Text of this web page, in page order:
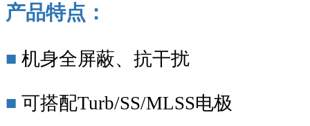
产品特点：
■ 机身全屏蔽、抗干扰
■ 可搭配Turb/SS/MLSS电极